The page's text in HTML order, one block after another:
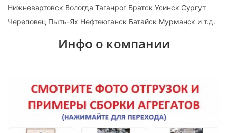
Нижневартовск Вологда Таганрог Братск Усинск Сургут
Череповец Пыть-Ях Нефтеюганск Батайск Мурманск и т.д.
Инфо о компании